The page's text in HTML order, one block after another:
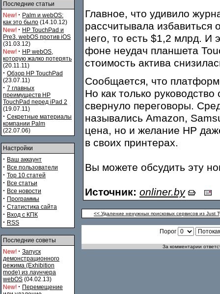
Последние статьи
New! · Palm и webOS:
как это было (14.10.12)
New! · HP TouchPad и
Pre3. webOS против iOS
(31.03.12)
New! · HP webOS,
которую жалко потерять
(20.11.11)
· Обзор HP TouchPad
(23.07.11)
· 7 главных
преимуществ HP
TouchPad перед iPad 2
(19.07.11)
· Секретные материалы
компании Palm
(22.07.06)
Настройки
· Ваш аккаунт
· Все пользователи
· Top 10 статей
· Все статьи
· Все новости
· Программы
· Статистика сайта
· Вход с КПК
· RSS
Последние советы
New! · Запуск
демонстрационного
режима (Exhibition
mode) из лаунчера
webOS (04.02.13)
New! · Перемещение
Главное, что удивило
рассчитывала избавиться
него, то есть $1,2 млрд. И
фоне неудач планшета
стоимость актива
Сообщается, что
Но как только
свернуло переговоры.
назывались Amazon,
цена, но и желание HP
в своих принтерах.
Вы можете обсудить эту
Источник: onliner.by
<< Удаление ненужных поисковых сервисов из Just
Порог
За комментарии